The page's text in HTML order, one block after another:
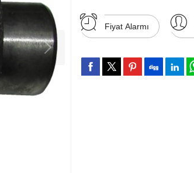
Fiyat Alarmı